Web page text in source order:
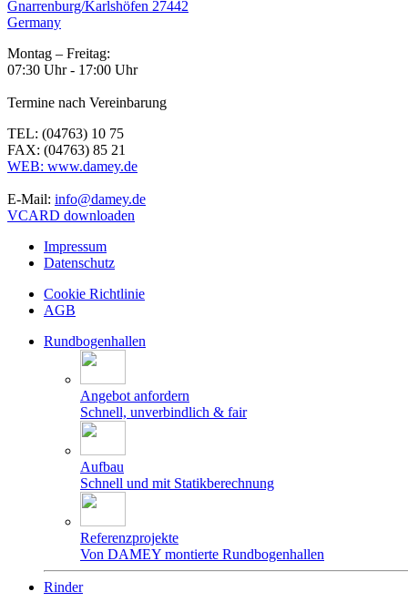
Gnarrenburg/Karlshöfen 27442
Germany
Montag – Freitag:
07:30 Uhr - 17:00 Uhr
Termine nach Vereinbarung
TEL: (04763) 10 75
FAX: (04763) 85 21
WEB: www.damey.de
E-Mail: info@damey.de
VCARD downloaden
Impressum
Datenschutz
Cookie Richtlinie
AGB
Rundbogenhallen
Angebot anfordern
Schnell, unverbindlich & fair
Aufbau
Schnell und mit Statikberechnung
Referenzprojekte
Von DAMEY montierte Rundbogenhallen
Rinder